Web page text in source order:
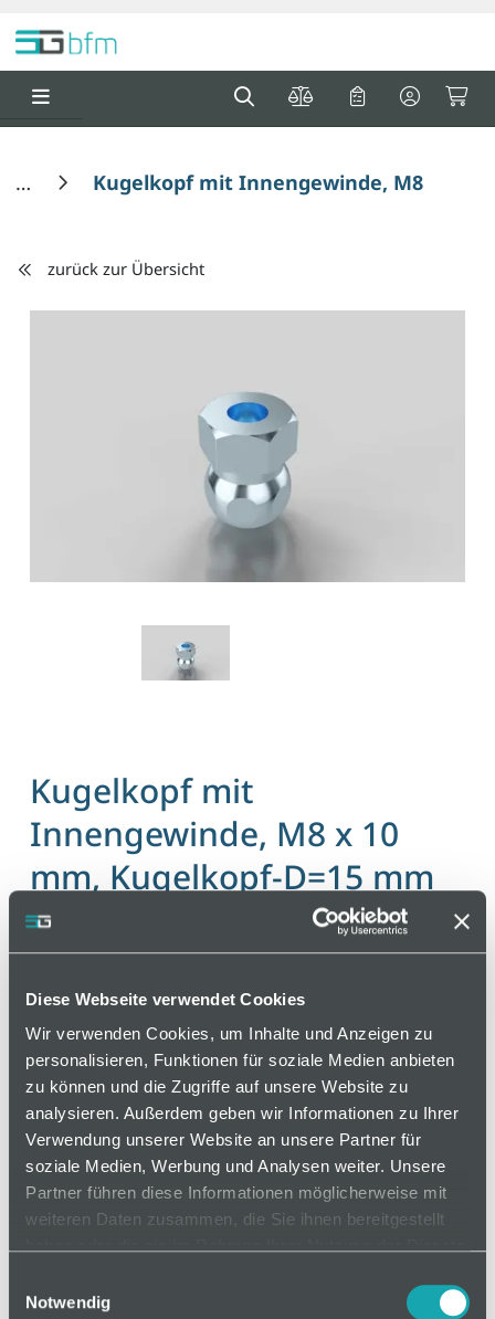
Diese Webseite verwendet Cookies
Wir verwenden Cookies, um Inhalte und Anzeigen zu
personalisieren, Funktionen für soziale Medien anbieten
zu können und die Zugriffe auf unsere Website zu
analysieren. Außerdem geben wir Informationen zu Ihrer
Verwendung unserer Website an unsere Partner für
soziale Medien, Werbung und Analysen weiter. Unsere
Partner führen diese Informationen möglicherweise mit
weiteren Daten zusammen, die Sie ihnen bereitgestellt
Notwendig
Kugelkopf mit Innengewinde, M8 x 10
zurück zur Übersicht
Kugelkopf mit
Innengewinde, M8 x 10
mm, Kugelkopf-D=15 mm
Artikelnummer 110000045 / Alte Materialnummer:
203600802
Zum direkten Anschluss von Stellfüßen mittels
Normschraube.
auf Anfrage
Mindestbestellmenge: 1
In den Warenkorb